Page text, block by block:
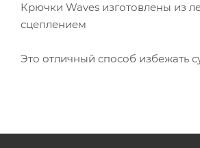
Крючки Waves изготовлены из
сцеплением
Это отличный способ избежать